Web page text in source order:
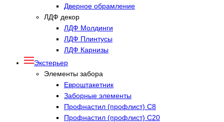
Дверное обрамление
ЛДФ декор
ЛДФ Молдинги
ЛДФ Плинтусы
ЛДФ Карнизы
Экстерьер
Элементы забора
Евроштакетник
Заборные элементы
Профнастил (профлист) С8
Профнастил (профлист) С20